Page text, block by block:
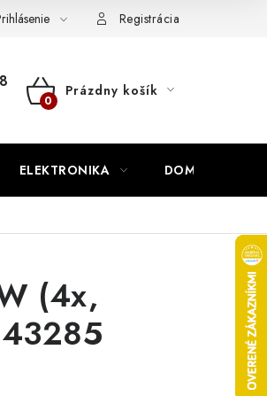
Registrácia
NÁKUPNÝ
Prázdny košík
ELEKTRONIKA DOMÁCNOSŤ
(4x,